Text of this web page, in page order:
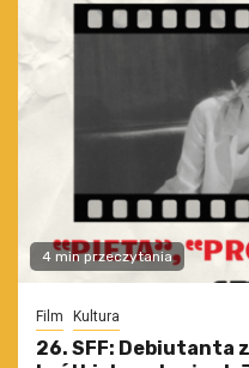
4 min przeczytania
Film Kultura
26. SFF: Debiutanta